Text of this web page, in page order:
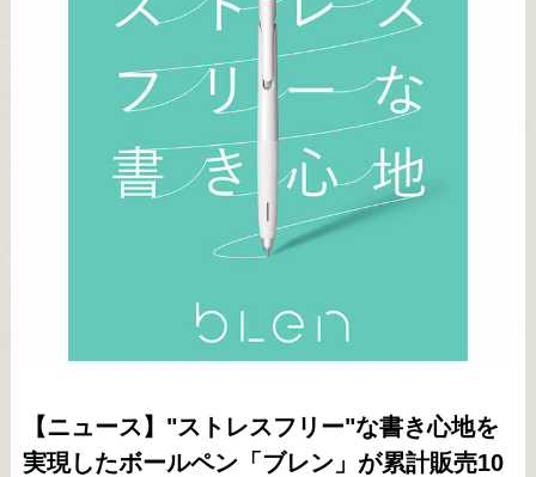
【ニュース】"ストレスフリー"な書き心地を
実現したボールペン「ブレン」が累計販売10